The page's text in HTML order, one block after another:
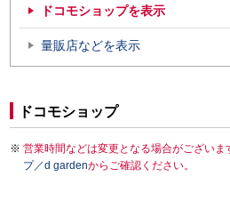
ドコモショップを表示
量販店などを表示
ドコモショップ
営業時間などは変更となる場合がございま
プ／d gardenからご確認ください。